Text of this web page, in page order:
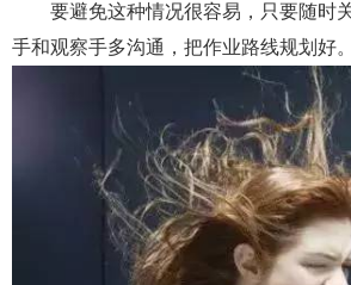
要避免这种情况很容易，只要随时
手和观察手多沟通，把作业路线规划好。